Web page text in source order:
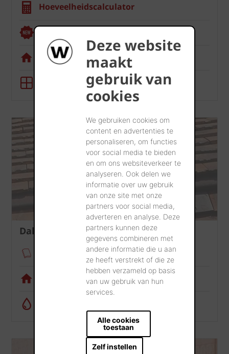
Deze website
maakt
gebruik van
cookies
We gebruiken cookies om
content en advertenties te
personaliseren, om functies
voor social media te bieden
en om ons websiteverkeer te
analyseren. Ook delen we
informatie over uw gebruik
van onze site met onze
partners voor social media,
adverteren en analyse. Deze
partners kunnen deze
gegevens combineren met
andere informatie die u aan
ze heeft verstrekt of die ze
hebben verzameld op basis
van uw gebruik van hun
services.
Alle cookies
toestaan
Zelf instellen
Hoeveelheidscalculator
Visualisatietool
Dak
Verankeringsmodule
Visualisatietool